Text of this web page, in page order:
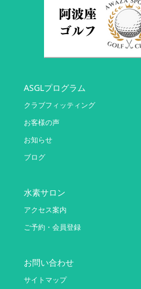
ASGLプログラム
クラブフィッティング
お客様の声
お知らせ
ブログ
水素サロン
アクセス案内
ご予約・会員登録
お問い合わせ
サイトマップ